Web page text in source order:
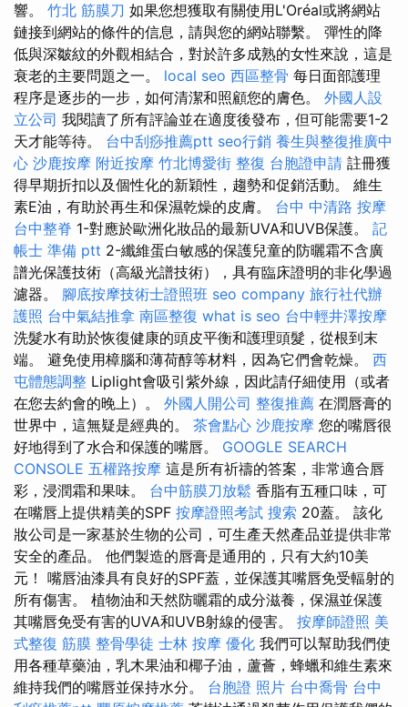
響。 竹北 筋膜刀 如果您想獲取有關使用L'Oréal或將網站
鏈接到網站的條件的信息，請與您的網站聯繫。 彈性的降
低與深皺紋的外觀相結合，對於許多成熟的女性來說，這是
衰老的主要問題之一。 local seo 西區整骨 每日面部護理
程序是逐步的一步，如何清潔和照顧您的膚色。 外國人設
立公司 我閱讀了所有評論並在適度後發布，但可能需要1-2
天才能等待。 台中刮痧推薦ptt seo行銷 養生與整復推廣中
心 沙鹿按摩 附近按摩 竹北博愛街 整復 台胞證申請 註冊獲
得早期折扣以及個性化的新穎性，趨勢和促銷活動。 維生
素E油，有助於再生和保濕乾燥的皮膚。 台中 中清路 按摩
台中整脊 1-對應於歐洲化妝品的最新UVA和UVB保護。 記
帳士 準備 ptt 2-纖維蛋白敏感的保護兒童的防曬霜不含廣
譜光保護技術（高級光譜技術），具有臨床證明的非化學過
濾器。 腳底按摩技術士證照班 seo company 旅行社代辦
護照 台中氣結推拿 南區整復 what is seo 台中輕井澤按摩
洗髮水有助於恢復健康的頭皮平衡和護理頭髮，從根到末
端。 避免使用樟腦和薄荷醇等材料，因為它們會乾燥。 西
屯體態調整 Liplight會吸引紫外線，因此請仔細使用（或者
在您去約會的晚上）。 外國人開公司 整復推薦 在潤唇膏的
世界中，這無疑是經典的。 茶會點心 沙鹿按摩 您的嘴唇很
好地得到了水合和保護的嘴唇。 GOOGLE SEARCH
CONSOLE 五權路按摩 這是所有祈禱的答案，非常適合唇
彩，浸潤霜和果味。 台中筋膜刀放鬆 香脂有五種口味，可
在嘴唇上提供精美的SPF 按摩證照考試 搜索 20蓋。 該化
妝公司是一家基於生物的公司，可生產天然產品並提供非常
安全的產品。 他們製造的唇膏是通用的，只有大約10美
元！ 嘴唇油漆具有良好的SPF蓋，並保護其嘴唇免受輻射的
所有傷害。 植物油和天然防曬霜的成分滋養，保濕並保護
其嘴唇免受有害的UVA和UVB射線的侵害。 按摩師證照 美
式整復 筋膜 整骨學徒 士林 按摩 優化 我們可以幫助我們使
用各種草藥油，乳木果油和椰子油，蘆薈，蜂蠟和維生素來
維持我們的嘴唇並保持水分。 台胞證 照片 台中喬骨 台中